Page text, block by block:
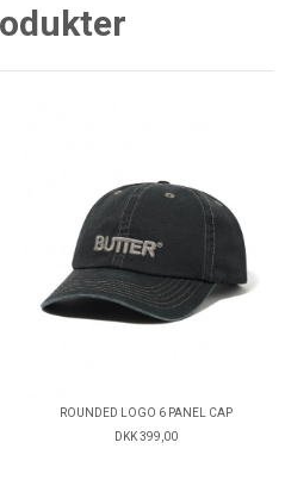
ROUNDED LOGO 6 PANEL CAP
DKK 399,00